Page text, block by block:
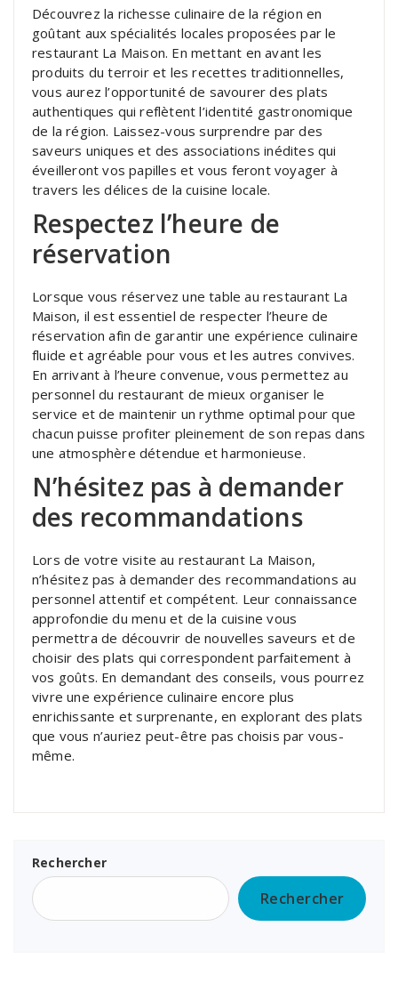
Découvrez la richesse culinaire de la région en
goûtant aux spécialités locales proposées par le
restaurant La Maison. En mettant en avant les
produits du terroir et les recettes traditionnelles,
vous aurez l’opportunité de savourer des plats
authentiques qui reflètent l’identité gastronomique
de la région. Laissez-vous surprendre par des
saveurs uniques et des associations inédites qui
éveilleront vos papilles et vous feront voyager à
travers les délices de la cuisine locale.
Respectez l’heure de
réservation
Lorsque vous réservez une table au restaurant La
Maison, il est essentiel de respecter l’heure de
réservation afin de garantir une expérience culinaire
fluide et agréable pour vous et les autres convives.
En arrivant à l’heure convenue, vous permettez au
personnel du restaurant de mieux organiser le
service et de maintenir un rythme optimal pour que
chacun puisse profiter pleinement de son repas dans
une atmosphère détendue et harmonieuse.
N’hésitez pas à demander
des recommandations
Lors de votre visite au restaurant La Maison,
n’hésitez pas à demander des recommandations au
personnel attentif et compétent. Leur connaissance
approfondie du menu et de la cuisine vous
permettra de découvrir de nouvelles saveurs et de
choisir des plats qui correspondent parfaitement à
vos goûts. En demandant des conseils, vous pourrez
vivre une expérience culinaire encore plus
enrichissante et surprenante, en explorant des plats
que vous n’auriez peut-être pas choisis par vous-
même.
Rechercher
Rechercher